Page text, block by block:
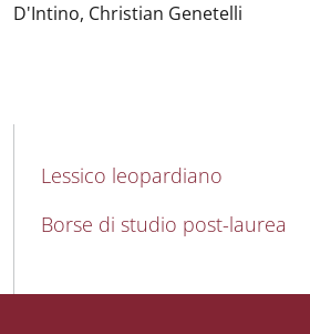
D'Intino, Christian Genetelli
MAIN NAVIGATION
Lessico leopardiano
Borse di studio post-laurea